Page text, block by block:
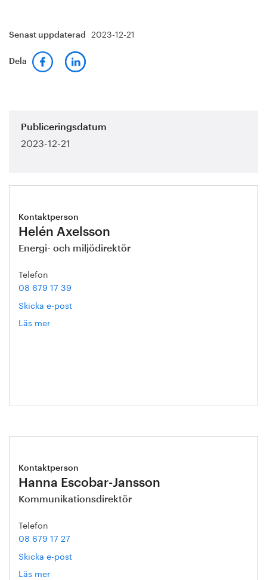
Senast uppdaterad 2023-12-21
Dela
Publiceringsdatum
2023-12-21
Kontaktperson
Helén Axelsson
Energi- och miljödirektör
Telefon
08 679 17 39
Skicka e-post
Läs mer
Kontaktperson
Hanna Escobar-Jansson
Kommunikationsdirektör
Telefon
08 679 17 27
Skicka e-post
Läs mer